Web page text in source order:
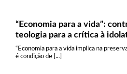
“Economia para a vida”:
teologia para a crítica à
“Economia para a vida implica na
é condição de [...]